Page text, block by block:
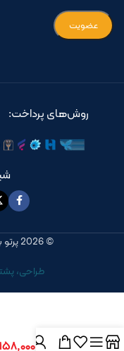
روش‌های پرداخت:
© 2026 پرتو بازار - تمامی حقوق محفوظ است
طراحی،
شیر
آتریسا ۱۵۸,۰۰۰,۰۰۰